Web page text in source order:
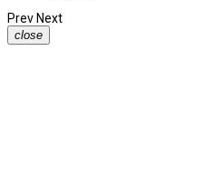
Prev Next
close